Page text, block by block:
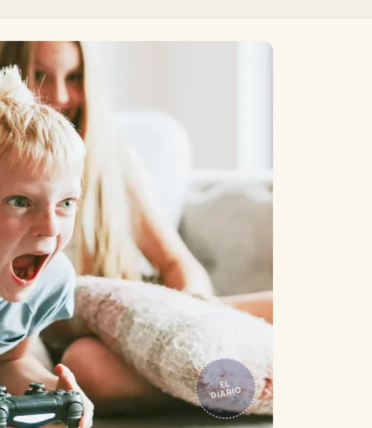
EL
DIARIO